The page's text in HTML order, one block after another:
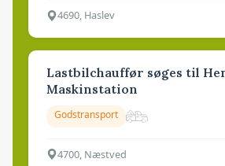
4690, Haslev
Lastbilchauffør søges til
Maskinstation
Godstransport
4700, Næstved